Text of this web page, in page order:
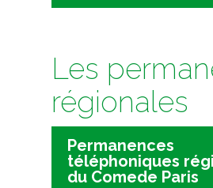
Les
régionales
Permanences
téléphoniques
du Comede Paris